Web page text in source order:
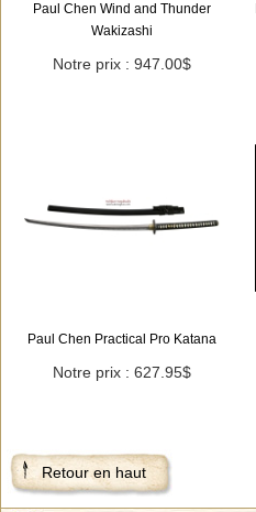
Paul Chen Wind and Thunder
Wakizashi
Notre prix : 947.00$
Paul Chen Practical Pro Katana
Notre prix : 627.95$
Retour en haut